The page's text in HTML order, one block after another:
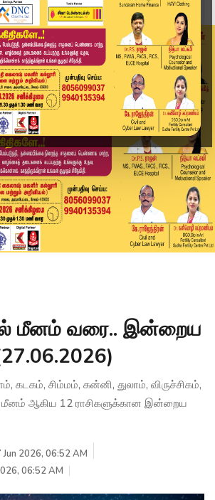
வரை.. இன்றைய ராசி பலன் (27.06...
மீனம் வரை.. இன்றைய
கடகம், சிம்மம், கன்னி, துலாம், விருச்சிகம்,
மீனம் ஆகிய 12 ராசிகளுக்கான இன்றைய
Jun 2026, 06:52 AM
06:52 AM